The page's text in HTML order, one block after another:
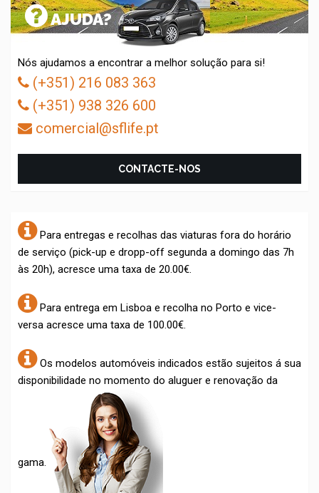
AJUDA?
Nós ajudamos a encontrar a melhor solução para si!
(+351) 216 083 363
(+351) 938 326 600
comercial@sflife.pt
CONTACTE-NOS
Para entregas e recolhas das viaturas fora do horário
de serviço (pick-up e dropp-off segunda a domingo das 7h
às 20h), acresce uma taxa de 20.00€.
Para entrega em Lisboa e recolha no Porto e vice-
versa acresce uma taxa de 100.00€.
Os modelos automóveis indicados estão sujeitos á sua
disponibilidade no momento do aluguer e renovação da
gama.